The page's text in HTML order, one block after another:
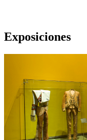
Exposiciones